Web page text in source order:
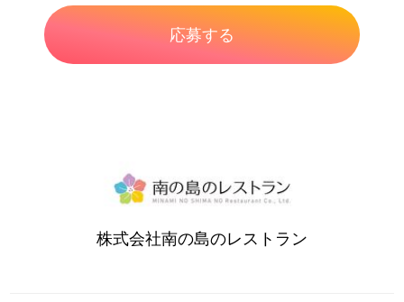
株式会社南の島のレストラン